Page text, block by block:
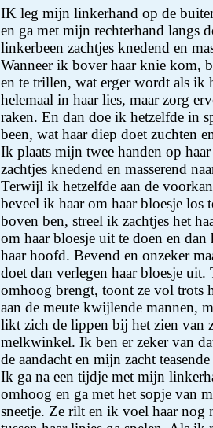
IK leg mijn linkerhand op de
en ga met mijn rechterhand langs
linkerbeen zachtjes knedend en
Wanneer ik bover haar knie kom,
en te trillen, wat erger wordt als
helemaal in haar lies, maar zorg
raken. En dan doe ik hetzelfde in
been, wat haar diep doet zuchten
Ik plaats mijn twee handen op
zachtjes knedend en masserend
Terwijl ik hetzelfde aan de
beveel ik haar om haar bloesje los
boven ben, streel ik zachtjes het
om haar bloesje uit te doen en dan
haar hoofd. Bevend en onzeker
doet dan verlegen haar bloesje uit.
omhoog brengt, toont ze vol trots
aan de meute kwijlende mannen,
likt zich de lippen bij het zien van
melkwinkel. Ik ben er zeker van
de aandacht en mijn zacht
Ik ga na een tijdje met mijn
omhoog en ga met het sopje van
sneetje. Ze rilt en ik voel haar nog